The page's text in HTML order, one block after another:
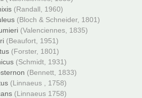
(Randall, 1960)
(Bloch & Schneider, 1801)
(Valenciennes, 1835)
(Beaufort, 1951)
(Forster, 1801)
(Schmidt, 1931)
(Bennett, 1833)
(Linnaeus , 1758)
(Linnaeus 1758)